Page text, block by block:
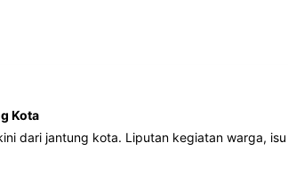
Kota
dari jantung kota. Liputan kegiatan warga,